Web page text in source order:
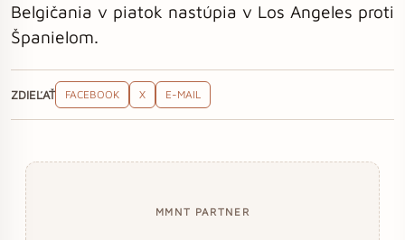
Belgičania v piatok nastúpia v Los Angeles proti
Španielom.
ZDIEĽAŤ FACEBOOK X E-MAIL
MMNT PARTNER